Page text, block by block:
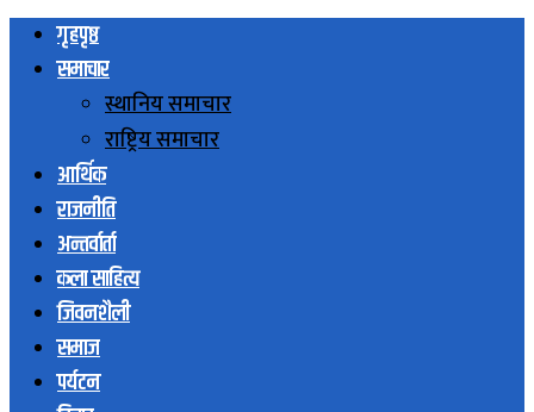
गृहपृष्ठ
समाचार
स्थानिय समाचार
राष्ट्रिय समाचार
आर्थिक
राजनीति
अन्तर्वार्ता
कला साहित्य
जिवनशैली
समाज
पर्यटन